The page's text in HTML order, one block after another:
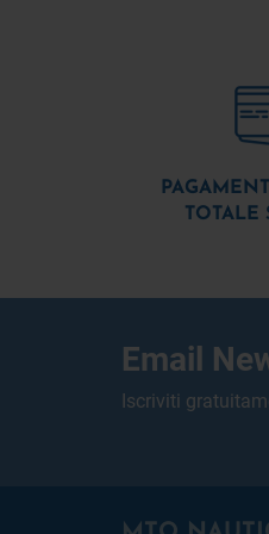
TOTALE
Email
Iscriviti